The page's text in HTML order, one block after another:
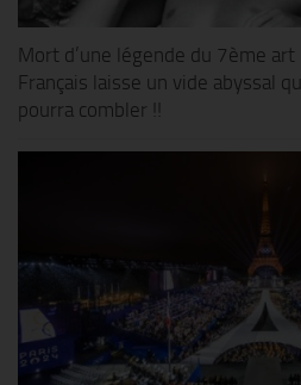
Mort d’une légende du 7ème art
Français laisse un vide abyssal
pourra combler !!